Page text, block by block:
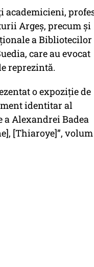
academicieni,
Argeş, precum şi
a Bibliotecilor
care au evocat
reprezintă.
o expoziţie de
identitar al
a Alexandrei Badea
[Thiaroye]”, volum